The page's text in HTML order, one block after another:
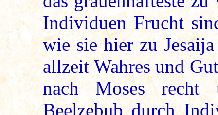
Individuen Frucht
wie sie hier zu
allzeit Wahres und
nach Moses recht
Beelzebub durch